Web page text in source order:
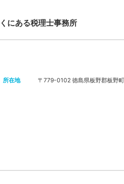
にある税理士事務所
所在地 〒779-0102 徳島県板野郡板野